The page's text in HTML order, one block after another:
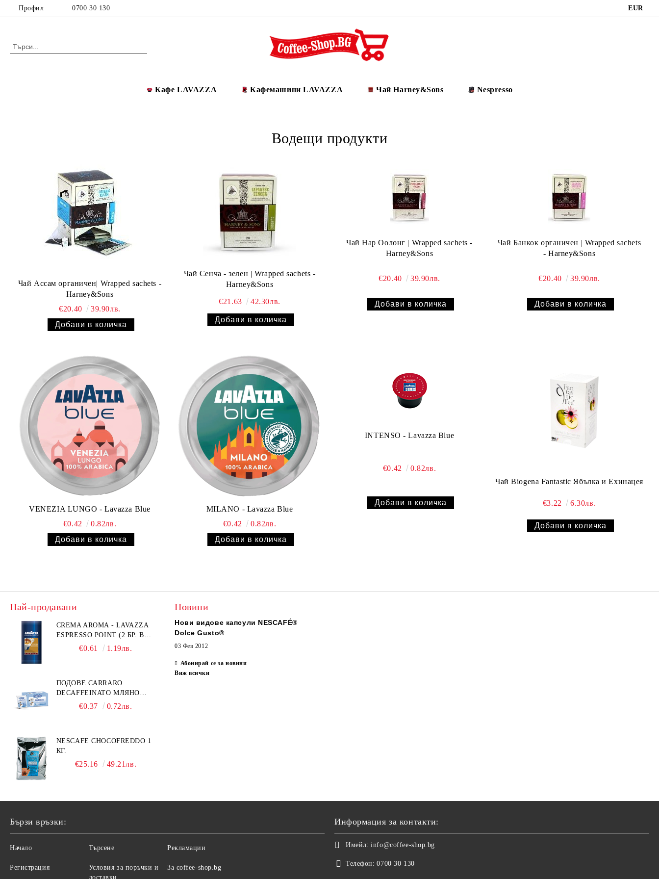
Профил 0700 30 130 EUR
Кафе LAVAZZA Кафемашини LAVAZZA Чай Harney&Sons Nespresso
Водещи продукти
Чай Ассам органичен| Wrapped sachets -
Harney&Sons
€20.40
39.90лв.
Чай Сенча - зелен | Wrapped sachets -
Harney&Sons
€21.63 42.30лв.
Чай Нар Оолонг | Wrapped sachets -
Harney&Sons
€20.40 39.90лв.
Чай Банкок органичен | Wrapped sachets
- Harney&Sons
€20.40 39.90лв.
VENEZIA LUNGO - Lavazza Blue
€0.42
0.82лв.
MILANO - Lavazza Blue
€0.42
0.82лв.
INTENSO - Lavazza Blue
€0.42
0.82лв.
Чай Biogena Fantastic Ябълка и Ехинацея
€3.22 6.30лв.
Най-продавани
CREMA AROMA - LAVAZZA
ESPRESSO POINT (2 БР. В
ПАКЕТЧЕ)
€0.61 1.19лв.
ПОДОВЕ CARRARO
DECAFFEINATO МЛЯНО
КАФЕ 7 ГР. ДОЗА
€0.37 0.72лв.
NESCAFE CHOCOFREDDO 1
КГ.
€25.16 49.21лв.
Новини
Нови видове капсули NESCAFÉ®
Dolce Gusto®
03 Фев 2012
Абонирай се за новини
Виж всички
Бързи връзки:
Начало
Регистрация
Търсене
Условия за поръчки и
доставки
Рекламации
За coffee-shop.bg
Информация за контакти:
Имейл: info@coffee-shop.bg
Телефон: 0700 30 130